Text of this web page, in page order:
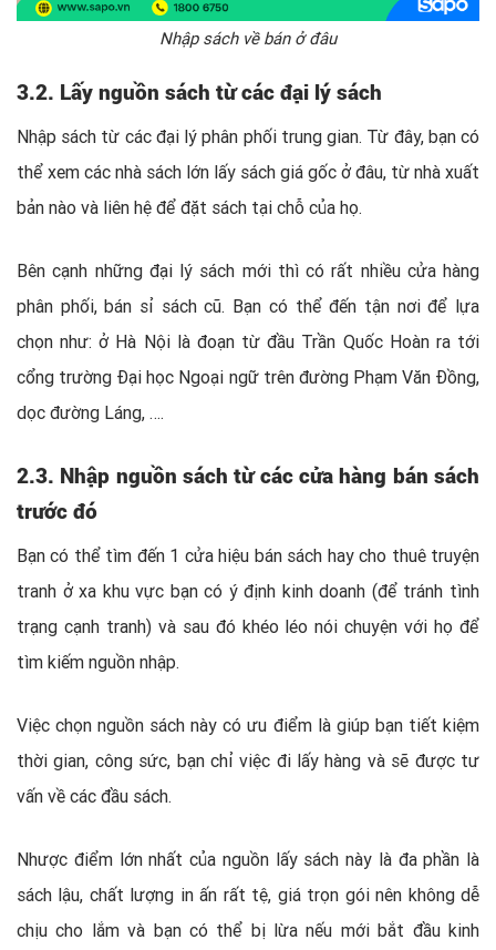
Nhập sách về bán ở đâu
3.2. Lấy nguồn sách từ các đại lý sách
Nhập sách từ các đại lý phân phối trung gian. Từ đây, bạn có
thể xem các nhà sách lớn lấy sách giá gốc ở đâu, từ nhà xuất
bản nào và liên hệ để đặt sách tại chỗ của họ.
Bên cạnh những đại lý sách mới thì có rất nhiều cửa hàng
phân phối, bán sỉ sách cũ. Bạn có thể đến tận nơi để lựa
chọn như: ở Hà Nội là đoạn từ đầu Trần Quốc Hoàn ra tới
cổng trường Đại học Ngoại ngữ trên đường Phạm Văn Đồng,
dọc đường Láng, ….
2.3. Nhập nguồn sách từ các cửa hàng bán sách
trước đó
Bạn có thể tìm đến 1 cửa hiệu bán sách hay cho thuê truyện
tranh ở xa khu vực bạn có ý định kinh doanh (để tránh tình
trạng cạnh tranh) và sau đó khéo léo nói chuyện với họ để
tìm kiếm nguồn nhập.
Việc chọn nguồn sách này có ưu điểm là giúp bạn tiết kiệm
thời gian, công sức, bạn chỉ việc đi lấy hàng và sẽ được tư
vấn về các đầu sách.
Nhược điểm lớn nhất của nguồn lấy sách này là đa phần là
sách lậu, chất lượng in ấn rất tệ, giá trọn gói nên không dễ
chịu cho lắm và bạn có thể bị lừa nếu mới bắt đầu kinh